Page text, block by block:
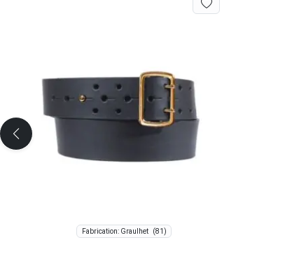
Fabrication: Graulhet (81)